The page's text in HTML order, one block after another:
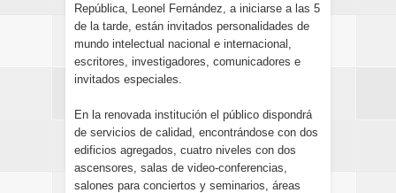
República, Leonel Fernández, a iniciarse a las 5
de la tarde, están invitados personalidades de
mundo intelectual nacional e internacional,
escritores, investigadores, comunicadores e
invitados especiales.
En la renovada institución el público dispondrá
de servicios de calidad, encontrándose con dos
edificios agregados, cuatro niveles con dos
ascensores, salas de video-conferencias,
salones para conciertos y seminarios, áreas